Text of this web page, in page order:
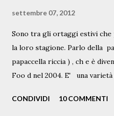
settembre 07, 2012
Sono tra gli ortaggi estivi che
la loro stagione. Parlo della
papaccella riccia ) , ch e è
Foo d nel 2004. E' una
verde e di rosso intenso o
CONDIVIDI 10 COMMENTI